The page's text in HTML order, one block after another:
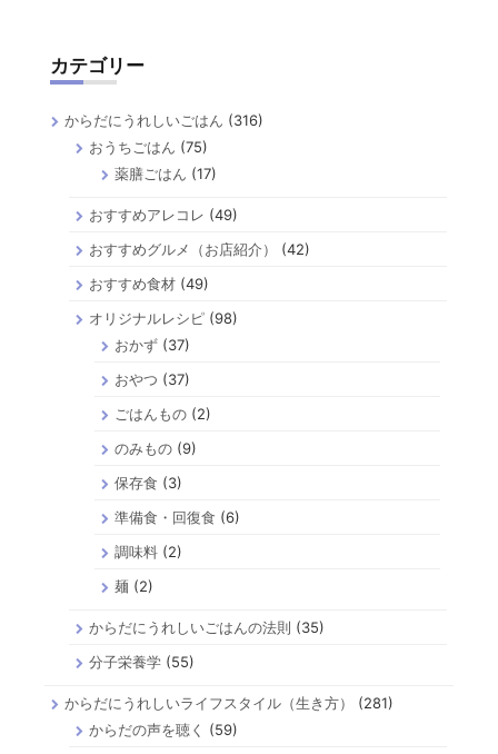
カテゴリー
からだにうれしいごはん (316)
おうちごはん (75)
薬膳ごはん (17)
おすすめアレコレ (49)
おすすめグルメ（お店紹介）
(42)
おすすめ食材 (49)
オリジナルレシピ (98)
おかず(37)
おやつ (37)
ごはんもの(2)
のみもの(9)
保存食 (3)
準備食・回復食 (6)
調味料(2)
麺 (2)
からだにうれしいごはんの法則 (35)
分子栄養学 (55)
からだにうれしいライフスタイル（生き方）
(281)
からだの声を聴く
(59)